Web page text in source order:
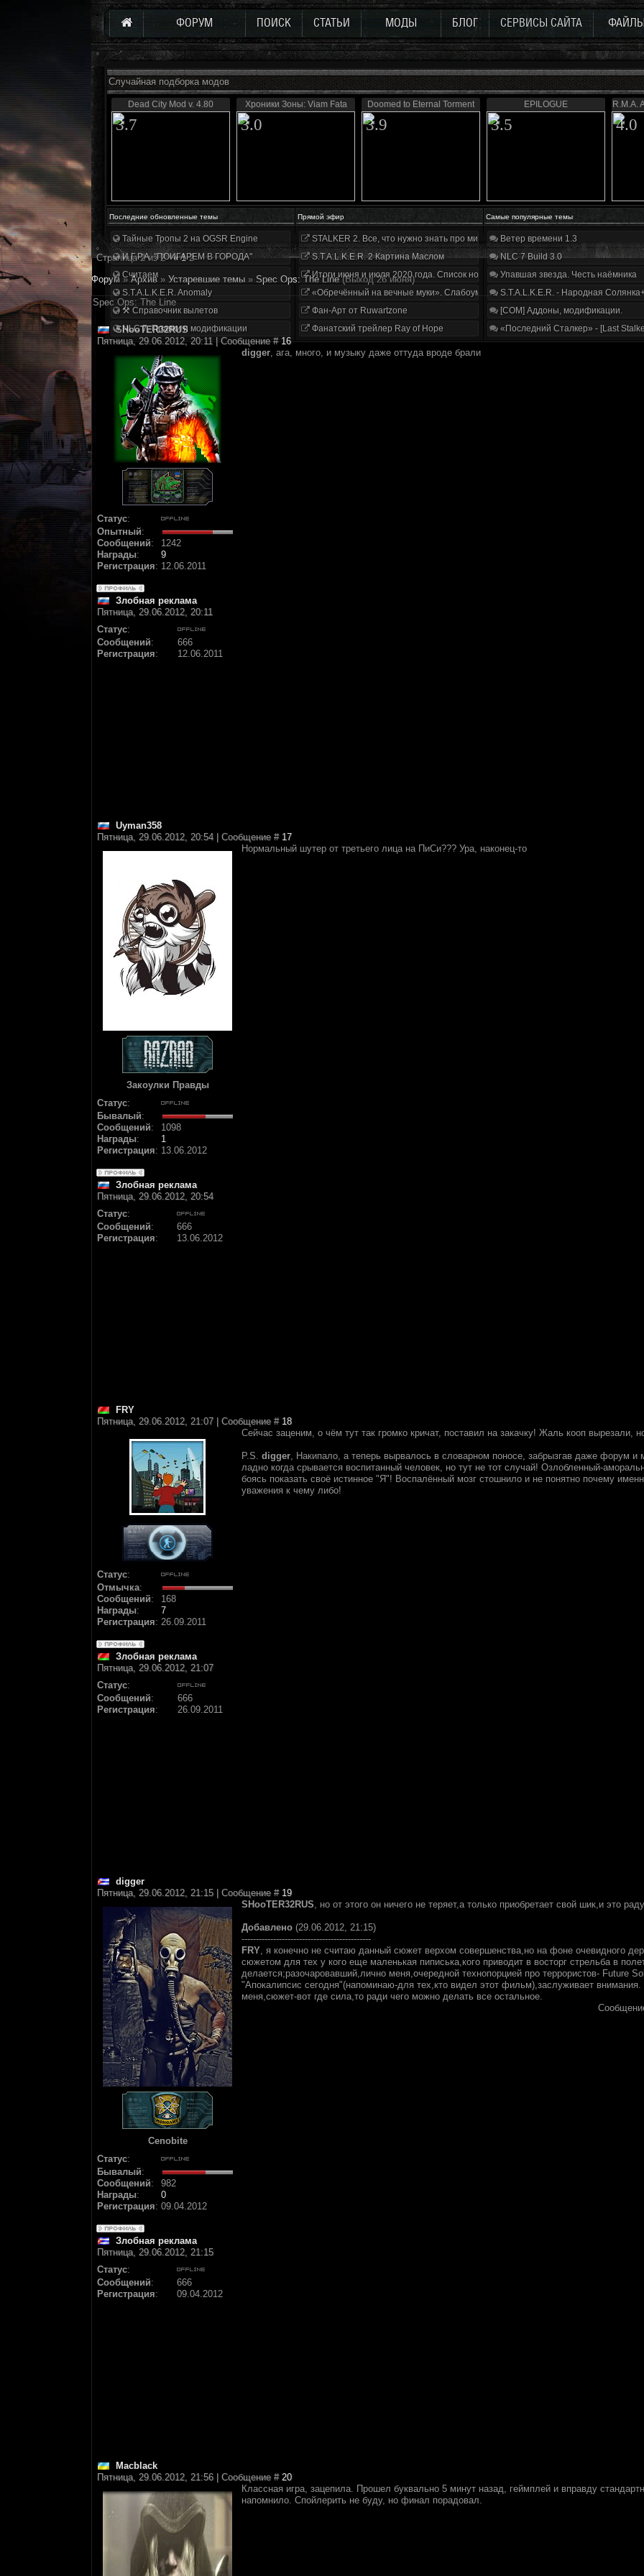
ФОРУМ ПОИСК СТАТЬИ МОДЫ БЛОГ СЕРВИСЫ САЙТА
Случайная подборка модов
Dead City Mod v. 4.80
3.7
Хроники Зоны: Viam Fata
3.0
Doomed to Eternal Torment
3.9
EPILOGUE
3.5
R.M.A.
4.0
Последние обновленные темы Прямой эфир Самые популярные темы
Тайные Тропы 2 на OGSR Engine
И.Г.Р.А. "ПОИГАРЕМ В ГОРОДА"
Считаем
S.T.A.L.K.E.R. Anomaly
⚒ Справочник вылетов
NLC 7. Правки и модификации
STALKER 2. Все, что нужно знать про мир, геймплей и сюжет | Разбор трейлера
S.T.A.L.K.E.R. 2 Картина Маслом
Итоги июня и июля 2020 года. Список нововведений
«Обречённый на вечные муки». Слабоумие и отвага
Фан-Арт от Ruwartzone
Фанатский трейлер Ray of Hope
Ветер времени 1.3
NLC 7 Build 3.0
Упавшая звезда. Честь наёмника
S.T.A.L.K.E.R. - Народная
[COM] Аддоны, модификации.
«Последний Сталкер» - [Last
Страница2из2 « 1 2
Форум » Архив » Устаревшие темы » Spec Ops: The Line (Выход 26 июня)
Spec Ops: The Line
SHooTER32RUS
Пятница, 29.06.2012, 20:11 | Сообщение #16
Статус:
Опытный:
Сообщений:
1242
Награды:
9
Регистрация: 12.06.2011
digger, ага, много, и музыку даже оттуда вроде брали
Злобная реклама
Пятница, 29.06.2012, 20:11
Статус:
Сообщений:
666
Регистрация: 12.06.2011
Uyman358
Пятница, 29.06.2012, 20:54 | Сообщение # 17
Закоулки Правды
Статус:
Бывалый:
Сообщений:
1098
Награды:
1
Регистрация: 13.06.2012
Нормальный шутер от третьего лица на ПиСи??? Ура, наконец-то
Злобная реклама
Пятница, 29.06.2012, 20:54
Статус:
Сообщений:
666
Регистрация: 13.06.2012
FRY
Пятница, 29.06.2012, 21:07 | Сообщение # 18
Статус:
Отмычка:
Сообщений:
168
Награды:
7
Регистрация: 26.09.2011
Cейчас заценим, о чём тут так громко кричат, поставил на закачку! Жаль кооп вырезали,
P.S. digger, Накипало, а теперь вырвалось в словарном поносе, забрызгав даже форум
ладно когда срывается воспитанный человек, но тут не тот случай! Озлобленный-
боясь показать своё истинное "Я"! Воспалённый мозг стошнило и не понятно почему
уважения к чему либо!
Злобная реклама
Пятница, 29.06.2012, 21:07
Статус:
Сообщений:
666
Регистрация: 26.09.2011
digger
Пятница, 29.06.2012, 21:15 | Сообщение # 19
Cenobite
Статус:
Бывалый:
Сообщений:
982
Награды:
0
Регистрация: 09.04.2012
SHooTER32RUS, но от этого он ничего не теряет,а только приобретает свой шик,и это
Добавлено (29.06.2012, 21:15)
---------------------------------------------
FRY, я конечно не считаю данный сюжет верхом совершенства,но на фоне очевидного
сюжетом для тех у кого еще маленькая пиписька,кого приводит в восторг стрельба в
делается;разочаровавший,лично меня,очередной технопорцией про террористов- Future
"Апокалипсис сегодня"(напоминаю-для тех,кто видел этот фильм),заслуживает
меня,сюжет-вот где сила,то ради чего можно делать все остальное.
Злобная реклама
Пятница, 29.06.2012, 21:15
Статус:
Сообщений:
666
Регистрация: 09.04.2012
Macblack
Пятница, 29.06.2012, 21:56 | Сообщение # 20
Классная игра, зацепила. Прошел буквально 5 минут назад, геймплей и вправду
напомнило. Спойлерить не буду, но финал порадовал.